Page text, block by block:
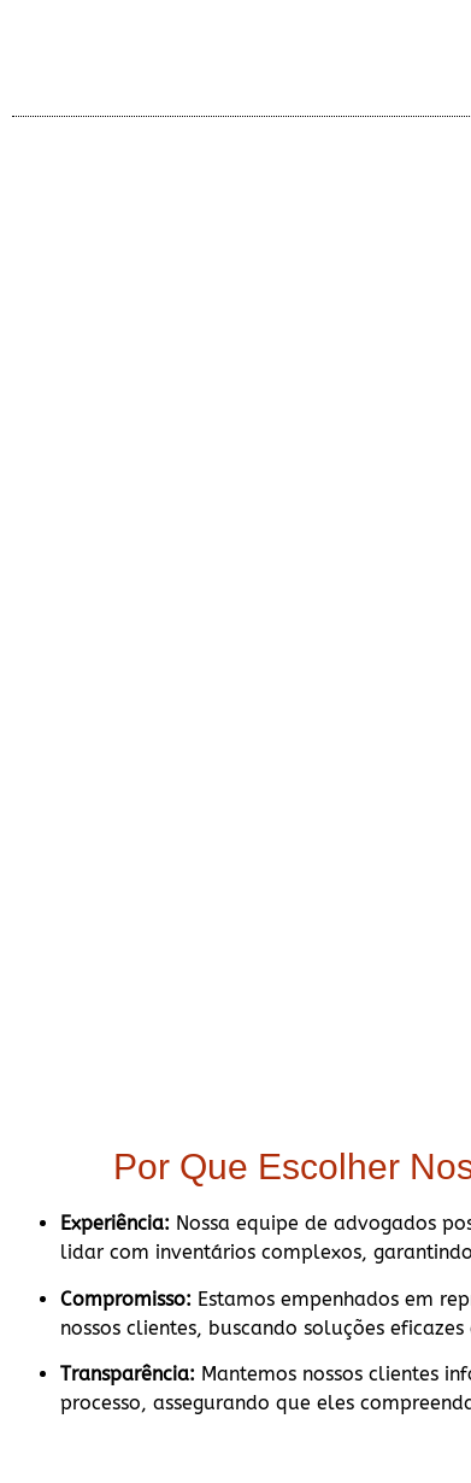
Por Que Escolher
Experiência: Nossa equipe de advogados
lidar com inventários complexos,
Compromisso: Estamos empenhados em
nossos clientes, buscando soluções eficazes
Transparência: Mantemos nossos clientes
processo, assegurando que eles